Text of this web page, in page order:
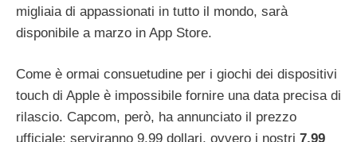
migliaia di appassionati in tutto il mondo, sarà
disponibile a marzo in App Store.
Come è ormai consuetudine per i giochi dei dispositivi
touch di Apple è impossibile fornire una data precisa di
rilascio. Capcom, però, ha annunciato il prezzo
ufficiale: serviranno 9,99 dollari, ovvero i nostri 7,99